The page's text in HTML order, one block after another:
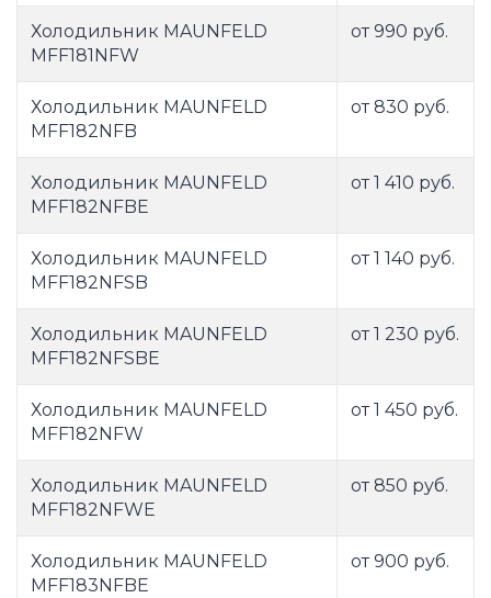
Холодильник MAUNFELD
MFF181NFW
от 990 руб.
Холодильник MAUNFELD
MFF182NFB
от 830 руб.
Холодильник MAUNFELD
MFF182NFBE
от 1 410 руб.
Холодильник MAUNFELD
MFF182NFSB
от 1 140 руб.
Холодильник MAUNFELD
MFF182NFSBE
от 1 230 руб.
Холодильник MAUNFELD
MFF182NFW
от 1 450 руб.
Холодильник MAUNFELD
MFF182NFWE
от 850 руб.
Холодильник MAUNFELD
MFF183NFBE
от 900 руб.